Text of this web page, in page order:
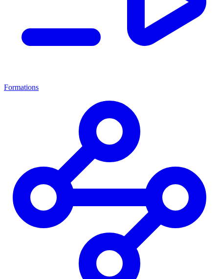
Formations